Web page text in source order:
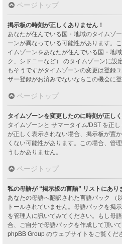
ページトップ
掲示板の時刻が正しくありません！
あなたが住んでいる国・地域のタイムゾ
ーンが異なっている可能性があります。
イムゾーンをあなたが住んでいる国・地
ク、シドニーなど） のタイムゾーンに設
もそうですがタイムゾーンの変更は登録
ザー登録がお済みでないならこの機会に
ページトップ
タイムゾーンを変更したのに時刻が正し
タイムゾーンと サマータイム/DST を正
が正しく表示されない場合、掲示板が置
くない可能性があります。この場合、管
うしかありません。
ページトップ
私の母語が “掲示板の言語” リストにあり
あなたの母語へ翻訳された言語パック （
トールされていません。母語パックを掲
を管理人に訊いてみてください。もし母
合、ご自分で母語パックを作成して頂い
phpBB Group のウェブサイトをご覧くだ